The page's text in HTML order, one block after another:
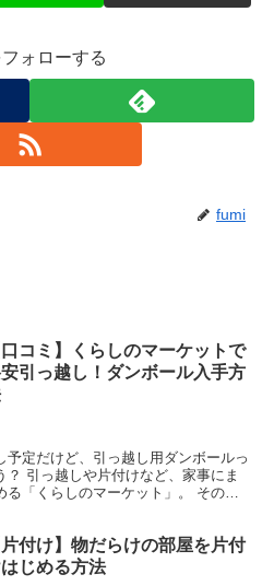
ォローする
fumi
口コミ】くらしのマーケットで
引っ越し！ダンボール入手方
予定だけど、引っ越し用ダンボールっ
引っ越しや片付けなど、家事にま
る「くらしのマーケット」。 そのひ
片付け】物だらけの部屋を片付
じめる方法